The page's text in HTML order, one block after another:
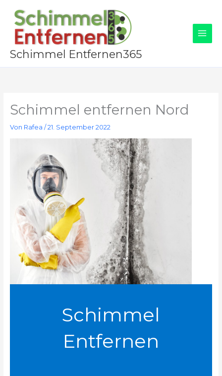
Inhalt
springen
Schimmel Entfernen365
Schimmel entfernen Nord
Von Rafea /21. September 2022
Schimmel
Entfernen